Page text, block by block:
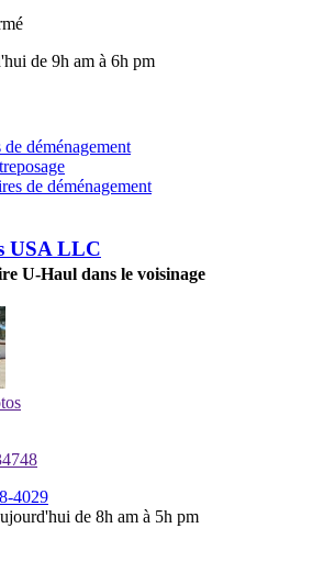
de 9h am à 6h pm
déménagement
de déménagement
USA LLC
U-Haul dans le voisinage
4029
de 8h am à 5h pm